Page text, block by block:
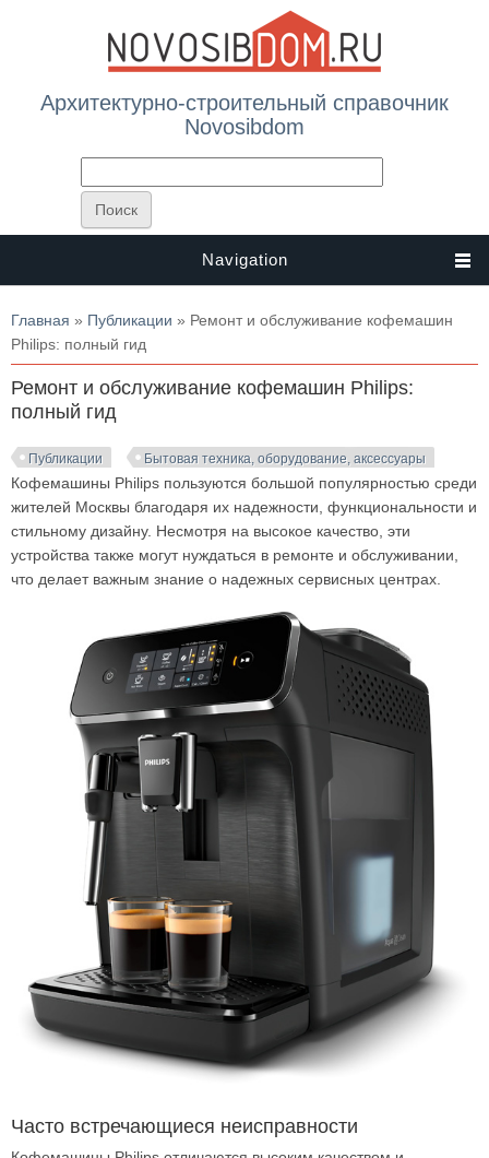
Архитектурно-строительный справочник
Novosibdom
Navigation
Вы здесь
Главная » Публикации » Ремонт и обслуживание кофемашин
Philips: полный гид
Ремонт и обслуживание кофемашин Philips:
полный гид
Публикации Бытовая техника, оборудование, аксессуары
Кофемашины Philips пользуются большой популярностью среди
жителей Москвы благодаря их надежности, функциональности и
стильному дизайну. Несмотря на высокое качество, эти
устройства также могут нуждаться в ремонте и обслуживании,
что делает важным знание о надежных сервисных центрах.
Часто встречающиеся неисправности